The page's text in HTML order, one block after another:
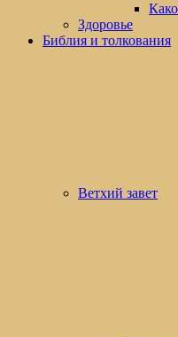
Здоровье
Библия и толкования
Ветхий завет